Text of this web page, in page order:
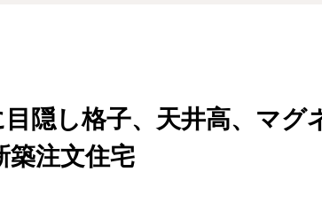
目隠し格子、天井高、マ
築注文住宅